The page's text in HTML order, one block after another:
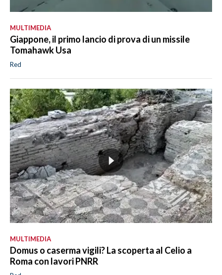
MULTIMEDIA
Giappone, il primo lancio di prova di un missile
Tomahawk Usa
Red
MULTIMEDIA
Domus o caserma vigili? La scoperta al Celio a
Roma con lavori PNRR